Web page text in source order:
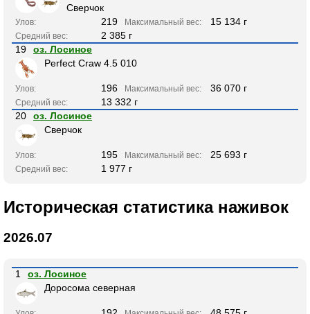
Сверчок
Улов: 219 Максимальный вес: 15 134 г
Средний вес:
2 385 г
19
оз. Лосиное
Perfect Craw 4.5 010
Улов: 196 Максимальный вес: 36 070 г
Средний вес:
13 332 г
20
оз. Лосиное
Сверчок
Улов: 195 Максимальный вес: 25 693 г
Средний вес: 1 977 г
Историческая статистика наживок
2026.07
1
оз. Лосиное
Доросома северная